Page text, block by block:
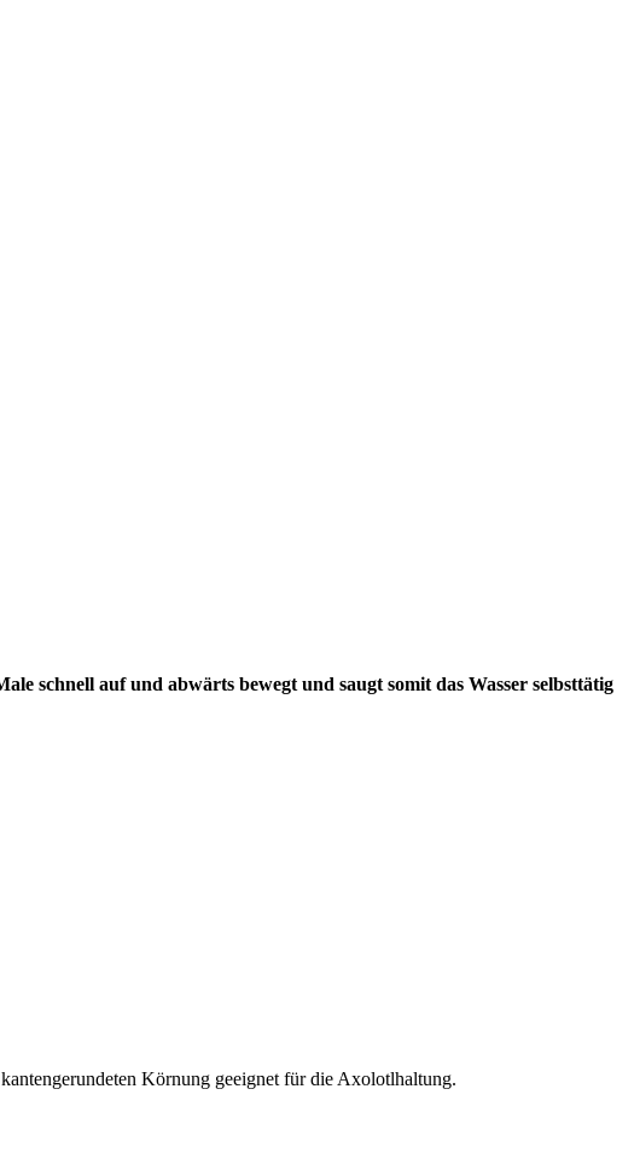
schnell auf und abwärts bewegt und saugt somit das Wasser selbsttätig
Körnung geeignet für die Axolotlhaltung.